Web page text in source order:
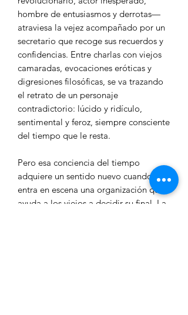
hombre de entusiasmos y derrotas—
atraviesa la vejez acompañado por un
secretario que recoge sus recuerdos y
confidencias. Entre charlas con viejos
camaradas, evocaciones eróticas y
digresiones filosóficas, se va trazando
el retrato de un personaje
contradictorio: lúcido y ridículo,
sentimental y feroz, siempre consciente
del tiempo que le resta.
Pero esa conciencia del tiempo
adquiere un sentido nuevo cuando
entra en escena una organización que
ayuda a los viejos a decidir su final. La